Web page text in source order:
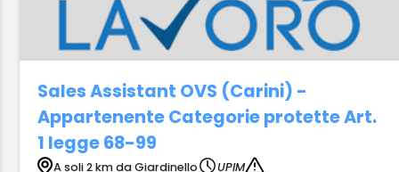
Sales Assistant OVS (Carini) -
Appartenente Categorie protette Art.
1 legge 68-99
A soli 2 km da Giardinello UPIM